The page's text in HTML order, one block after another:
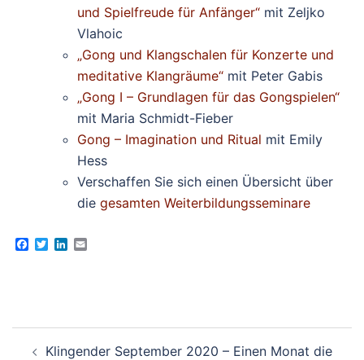
und Spielfreude für Anfänger“ mit Zeljko
Vlahoic
„Gong und Klangschalen für Konzerte und
meditative Klangräume“ mit Peter Gabis
„Gong I – Grundlagen für das Gongspielen“
mit Maria Schmidt-Fieber
Gong – Imagination und Ritual mit Emily
Hess
Verschaffen Sie sich einen Übersicht über
die gesamten Weiterbildungsseminare
Facebook
TwitterLinkedIn
Klingender September 2020 – Einen Monat die